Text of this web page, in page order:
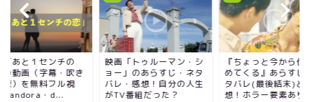
映画「トゥルーマン・シ
ョー」のあらすじ・ネタ
バレ・感想！自分の人生
がTV番組だった？
『ちょっと今から仕事や
めてくる』あらすじ・ネ
タバレ(最後結末)と感
想！ホラー要素あり...
映画「あと
恋」の動画
替え版）を
聴！